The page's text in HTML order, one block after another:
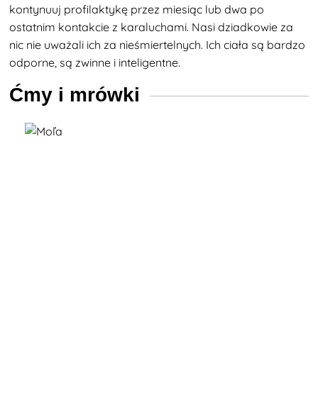
kontynuuj profilaktykę przez miesiąc lub dwa po
ostatnim kontakcie z karaluchami. Nasi dziadkowie za
nic nie uważali ich za nieśmiertelnych. Ich ciała są bardzo
odporne, są zwinne i inteligentne.
Ćmy i mrówki